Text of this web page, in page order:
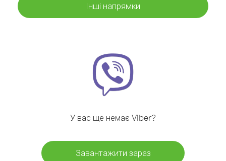
Інші напрямки
У вас ще немає Viber?
Завантажити зараз